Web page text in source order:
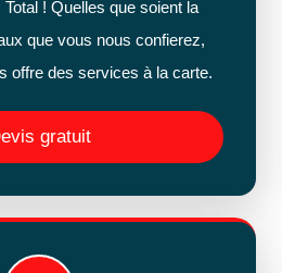
! Quelles que soient la
que vous nous confierez,
offre des services à la carte.
gratuit